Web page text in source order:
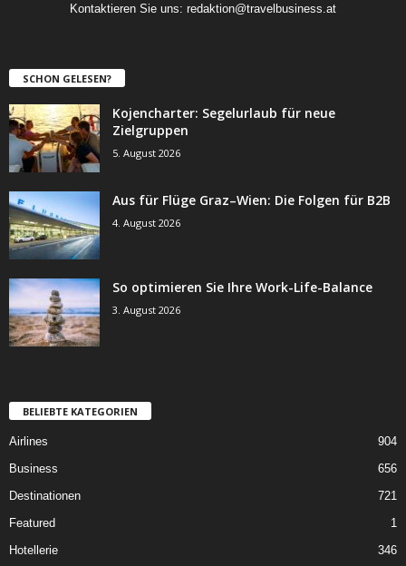
Kontaktieren Sie uns: redaktion@travelbusiness.at
SCHON GELESEN?
Kojencharter: Segelurlaub für neue
Zielgruppen
5. August 2026
Aus für Flüge Graz–Wien: Die Folgen für B2B
4. August 2026
So optimieren Sie Ihre Work-Life-Balance
3. August 2026
BELIEBTE KATEGORIEN
Airlines
904
Business
656
Destinationen
721
Featured
1
Hotellerie
346